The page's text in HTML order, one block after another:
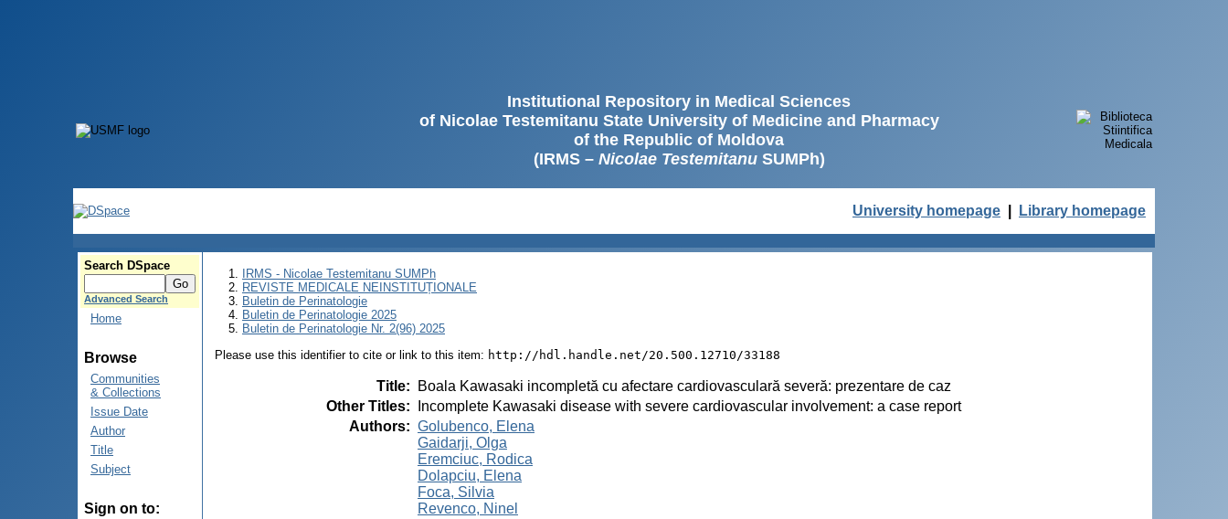
Institutional Repository in Medical Sciences
of Nicolae Testemitanu State University of Medicine and Pharmacy
of the Republic of Moldova
(IRMS – Nicolae TestemitanuSUMPh)
University homepage Library homepage
Search DSpace
Advanced Search
Home
Browse
Communities
& Collections
Issue Date
Author
Title
Subject
Sign on to:
IRMS - Nicolae Testemitanu SUMPh
REVISTE MEDICALE NEINSTITUȚIONALE
Buletin de Perinatologie
Buletin de Perinatologie 2025
Buletin de Perinatologie Nr. 2(96) 2025
Please use this identifier to cite or link to this item: http://hdl.handle.net/20.500.12710/33188
Title:
Boala Kawasaki incompletă cu afectare cardiovasculară severă: prezentare de caz
Other Titles:
Incomplete Kawasaki disease with severe cardiovascular involvement: a case report
Authors: Golubenco, Elena
Gaidarji, Olga
Eremciuc, Rodica
Dolapciu, Elena
Foca, Silvia
Revenco, Ninel